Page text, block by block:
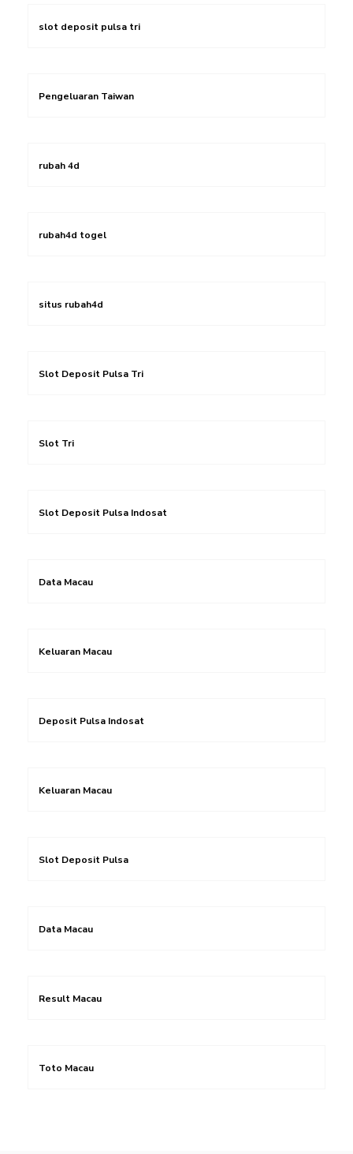
slot deposit pulsa tri
Pengeluaran Taiwan
rubah 4d
rubah4d togel
situs rubah4d
Slot Deposit Pulsa Tri
Slot Tri
Slot Deposit Pulsa Indosat
Data Macau
Keluaran Macau
Deposit Pulsa Indosat
Keluaran Macau
Slot Deposit Pulsa
Data Macau
Result Macau
Toto Macau